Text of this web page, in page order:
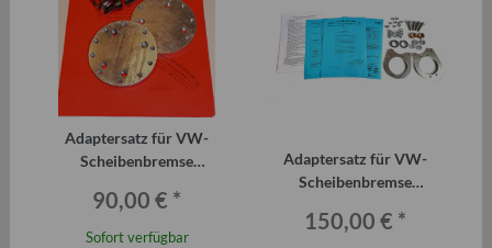
Adaptersatz für VW-
Scheibenbremse
P601 und T1.1
90,00 € *
Sofort verfügbar
Adaptersatz für VW-
Scheibenbremse
ab 4-84
150,00 € *